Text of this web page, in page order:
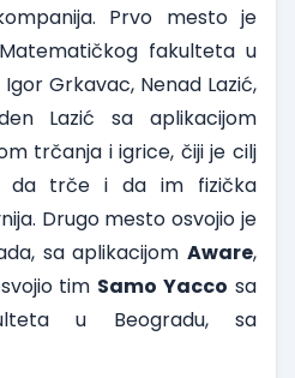
Prvo mesto je
fakulteta u
Grkavac, Nenad Lazić,
Lazić sa aplikacijom
trčanja i igrice, čiji je cilj
da trče i da im fizička
Drugo mesto osvojio je
sa aplikacijomAware,
tim Samo Yacco sa
u Beogradu, sa